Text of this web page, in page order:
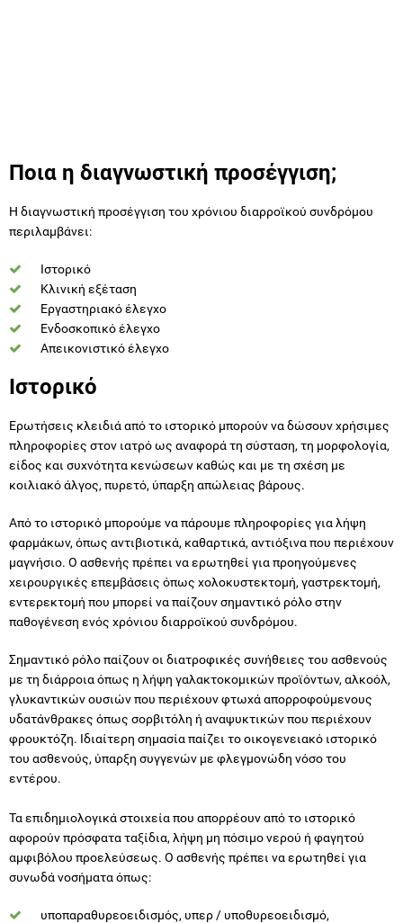
Ποια η διαγνωστική προσέγγιση;
Η διαγνωστική προσέγγιση του χρόνιου διαρροϊκού συνδρόμου
περιλαμβάνει:
Ιστορικό
Κλινική εξέταση
Εργαστηριακό έλεγχο
Ενδοσκοπικό έλεγχο
Απεικονιστικό έλεγχο
Ιστορικό
Ερωτήσεις κλειδιά από το ιστορικό μπορούν να δώσουν χρήσιμες
πληροφορίες στον ιατρό ως αναφορά τη σύσταση, τη μορφολογία,
είδος και συχνότητα κενώσεων καθώς και με τη σχέση με
κοιλιακό άλγος, πυρετό, ύπαρξη απώλειας βάρους.
Από το ιστορικό μπορούμε να πάρουμε πληροφορίες για λήψη
φαρμάκων, όπως αντιβιοτικά, καθαρτικά, αντιόξινα που περιέχουν
μαγνήσιο. Ο ασθενής πρέπει να ερωτηθεί για προηγούμενες
χειρουργικές επεμβάσεις όπως χολοκυστεκτομή, γαστρεκτομή,
εντερεκτομή που μπορεί να παίζουν σημαντικό ρόλο στην
παθογένεση ενός χρόνιου διαρροϊκού συνδρόμου.
Σημαντικό ρόλο παίζουν οι διατροφικές συνήθειες του ασθενούς
με τη διάρροια όπως η λήψη γαλακτοκομικών προϊόντων, αλκοόλ,
γλυκαντικών ουσιών που περιέχουν φτωχά απορροφούμενους
υδατάνθρακες όπως σορβιτόλη ή αναψυκτικών που περιέχουν
φρουκτόζη. Ιδιαίτερη σημασία παίζει το οικογενειακό ιστορικό
του ασθενούς, ύπαρξη συγγενών με φλεγμονώδη νόσο του
εντέρου.
Τα επιδημιολογικά στοιχεία που απορρέουν από το ιστορικό
αφορούν πρόσφατα ταξίδια, λήψη μη πόσιμο νερού ή φαγητού
αμφιβόλου προελεύσεως. Ο ασθενής πρέπει να ερωτηθεί για
συνωδά νοσήματα όπως:
υποπαραθυρεοειδισμός, υπερ / υποθυρεοειδισμό,